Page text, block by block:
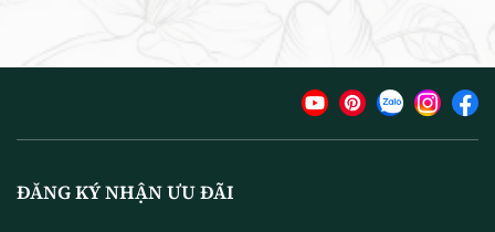
ĐĂNG KÝ NHẬN ƯU ĐÃI